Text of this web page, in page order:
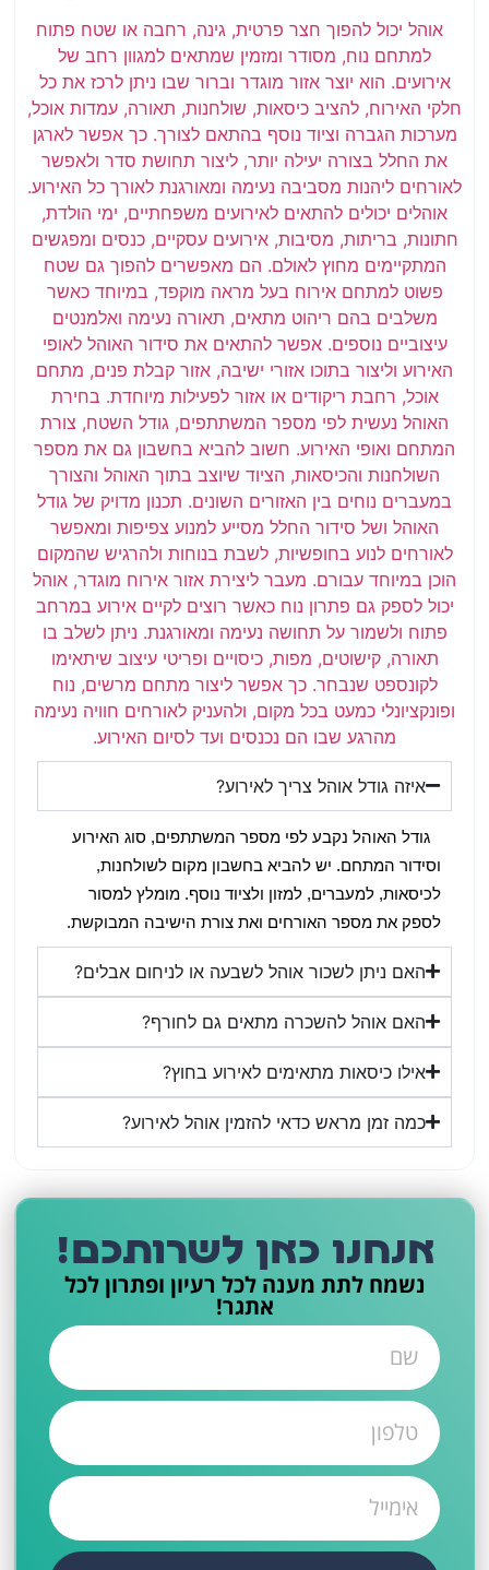
אוהל יכול להפוך חצר פרטית, גינה, רחבה או שטח פתוח
למתחם נוח, מסודר ומזמין שמתאים למגוון רחב של
אירועים. הוא יוצר אזור מוגדר וברור שבו ניתן לרכז את כל
חלקי האירוח, להציב כיסאות, שולחנות, תאורה, עמדות אוכל,
מערכות הגברה וציוד נוסף בהתאם לצורך. כך אפשר לארגן
את החלל בצורה יעילה יותר, ליצור תחושת סדר ולאפשר
לאורחים ליהנות מסביבה נעימה ומאורגנת לאורך כל האירוע.
אוהלים יכולים להתאים לאירועים משפחתיים, ימי הולדת,
חתונות, בריתות, מסיבות, אירועים עסקיים, כנסים ומפגשים
המתקיימים מחוץ לאולם. הם מאפשרים להפוך גם שטח
פשוט למתחם אירוח בעל מראה מוקפד, במיוחד כאשר
משלבים בהם ריהוט מתאים, תאורה נעימה ואלמנטים
עיצוביים נוספים. אפשר להתאים את סידור האוהל לאופי
האירוע וליצור בתוכו אזורי ישיבה, אזור קבלת פנים, מתחם
אוכל, רחבת ריקודים או אזור לפעילות מיוחדת. בחירת
האוהל נעשית לפי מספר המשתתפים, גודל השטח, צורת
המתחם ואופי האירוע. חשוב להביא בחשבון גם את מספר
השולחנות והכיסאות, הציוד שיוצב בתוך האוהל והצורך
במעברים נוחים בין האזורים השונים. תכנון מדויק של גודל
האוהל ושל סידור החלל מסייע למנוע צפיפות ומאפשר
לאורחים לנוע בחופשיות, לשבת בנוחות ולהרגיש שהמקום
הוכן במיוחד עבורם. מעבר ליצירת אזור אירוח מוגדר, אוהל
יכול לספק גם פתרון נוח כאשר רוצים לקיים אירוע במרחב
פתוח ולשמור על תחושה נעימה ומאורגנת. ניתן לשלב בו
תאורה, קישוטים, מפות, כיסויים ופריטי עיצוב שיתאימו
לקונספט שנבחר. כך אפשר ליצור מתחם מרשים, נוח
ופונקציונלי כמעט בכל מקום, ולהעניק לאורחים חוויה נעימה
מהרגע שבו הם נכנסים ועד לסיום האירוע.
איזה גודל אוהל צריך לאירוע?
לספק את מספר האורחים ואת צורת הישיבה המבוקשת.
האם ניתן לשכור אוהל לשבעה או לניחום אבלים?
האם אוהל להשכרה מתאים גם לחורף?
אילו כיסאות מתאימים לאירוע בחוץ?
כמה זמן מראש כדאי להזמין אוהל לאירוע?
אנחנו כאן לשרותכם!​
נשמח לתת מענה לכל רעיון ופתרון לכל
אתגר!​